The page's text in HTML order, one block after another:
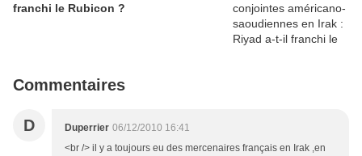
franchi le Rubicon ?
Commentaires
D Duperrier 06/12/2010 16:41
<br /> il y a toujours eu des mercenaires français en Irak ,en